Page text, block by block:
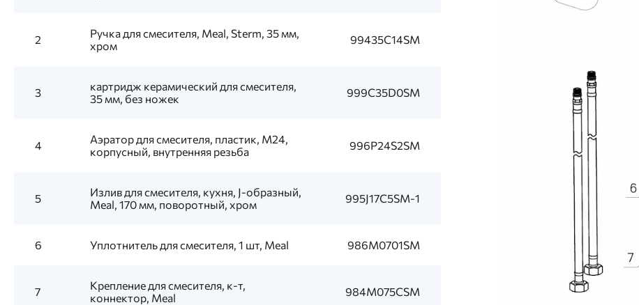
2
Ручка для смесителя, Meal, Sterm, 35 мм,
хром
99435C14SM
3
картридж керамический для смесителя,
35 мм, без ножек
999C35D0SM
4
Аэратор для смесителя, пластик, M24,
корпусный, внутренняя резьба
996P24S2SM
5
Излив для смесителя, кухня, J-образный,
Meal, 170 мм, поворотный, хром
995J17C5SM-1
6 Уплотнитель для смесителя, 1 шт, Meal 986M0701SM
7
Крепление для смесителя, к-т,
коннектор, Meal
984M075CSM